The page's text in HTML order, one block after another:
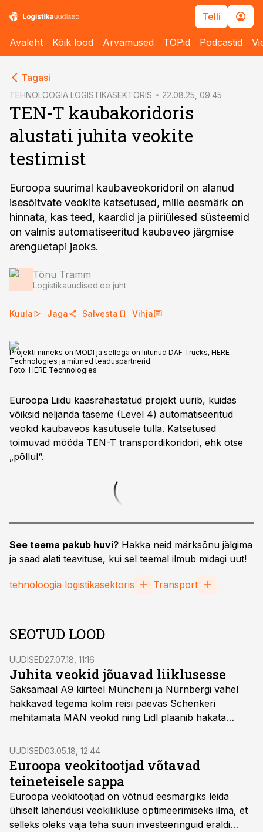
Telli
Avaleht Kõik lood Arvamused TOPid Podcastid
Tagasi
TEHNOLOOGIA LOGISTIKASEKTORIS 22.08.25, 09:45
TEN-T kaubakoridoris
alustati juhita veokite
testimist
Euroopa suurimal kaubaveokoridoril on alanud
isesõitvate veokite katsetused, mille eesmärk on
hinnata, kas teed, kaardid ja piiriülesed süsteemid
on valmis automatiseeritud kaubaveo järgmise
arenguetapi jaoks.
Tõnu Tramm
Logistikauudised.ee juht
Kuula Jaga Salvesta Vihja
Projekti nimeks on MODI ja sellega on liitunud DAF Trucks, HERE
Technologies ja mitmed teaduspartnerid.
Foto: HERE Technologies
Euroopa Liidu kaasrahastatud projekt uurib, kuidas
võiksid neljanda taseme (Level 4) automatiseeritud
veokid kaubaveos kasutusele tulla. Katsetused
toimuvad mööda TEN-T transpordikoridori, ehk otse
„põllul“.
See teema pakub huvi? Hakka neid märksõnu jälgima
ja saad alati teavituse, kui sel teemal ilmub midagi uut!
tehnoloogia logistikasektoris Transport
SEOTUD LOOD
UUDISED27.07.18, 11:16
Juhita veokid jõuavad liiklusesse
Saksamaal A9 kiirteel Müncheni ja Nürnbergi vahel
hakkavad tegema kolm reisi päevas Schenkeri
mehitamata MAN veokid ning Lidl plaanib hakata
Rootsis kasutama mehitamata elektriveokit T-pod.
UUDISED03.05.18, 12:44
Euroopa veokitootjad võtavad
teineteisele sappa
Euroopa veokitootjad on võtnud eesmärgiks leida
ühiselt lahendusi veokiliikluse optimeerimiseks ilma, et
selleks oleks vaja teha suuri investeeringuid eraldi